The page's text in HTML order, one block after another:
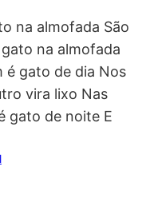
na almofada São
na almofada
gato de dia Nos
vira lixo Nas
gato de noite E